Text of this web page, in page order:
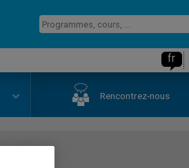
fr
Rencontrez-nous